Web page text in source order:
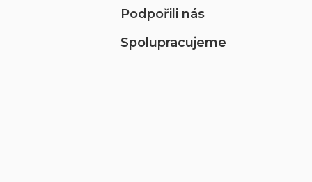
Podpořili nás
Spolupracujeme